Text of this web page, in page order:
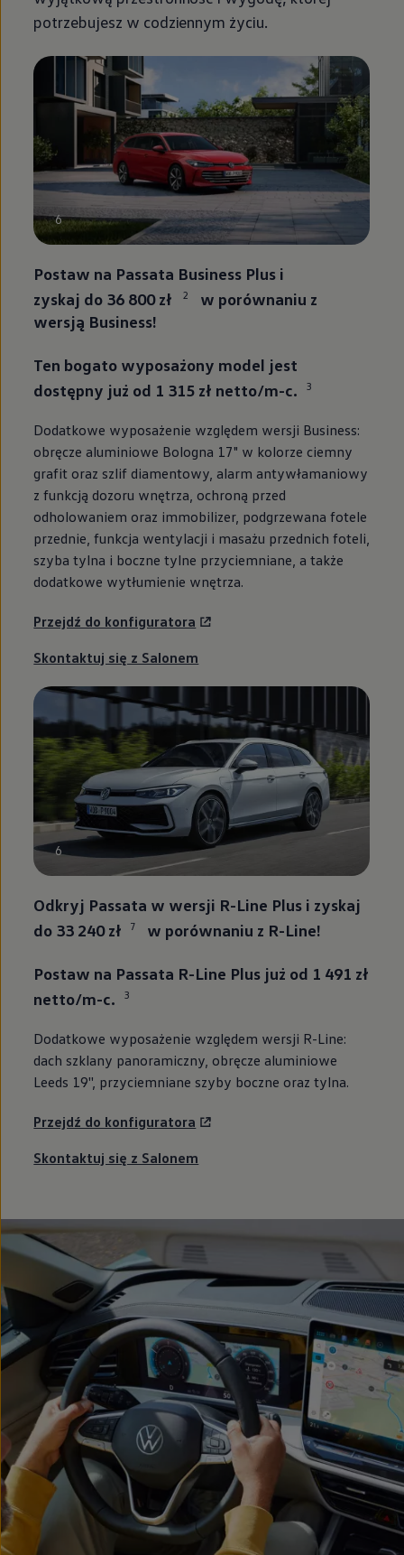
potrzebujesz w codziennym życiu.
6
Postaw na Passata Business Plus i
zyskaj do 36 800 zł
2
w porównaniu z
wersją Business!
Ten bogato wyposażony model jest
dostępny już od 1 315 zł netto/m-c.
3
Dodatkowe wyposażenie względem wersji Business:
obręcze aluminiowe Bologna 17" w kolorze ciemny
grafit oraz szlif diamentowy, alarm antywłamaniowy
z funkcją dozoru wnętrza, ochroną przed
odholowaniem oraz immobilizer, podgrzewana fotele
przednie, funkcja wentylacji i masażu przednich foteli,
szyba tylna i boczne tylne przyciemniane, a także
dodatkowe wytłumienie wnętrza.
Przejdź do konfiguratora
Skontaktuj się z Salonem
6
Odkryj Passata w wersji R-Line Plus i zyskaj
do 33 240 zł
7 w porównaniu z R-Line!
Postaw na Passata R-Line Plus już od 1 491 zł
netto/m-c.
3
Dodatkowe wyposażenie względem wersji R-Line:
dach szklany panoramiczny, obręcze aluminiowe
Leeds 19'', przyciemniane szyby boczne oraz tylna.
Przejdź do konfiguratora
Skontaktuj się z Salonem